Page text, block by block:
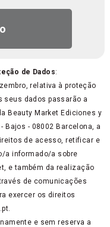
de Dados:
relativa à proteção
seus dados passarão a
Beauty Market Ediciones y
Bajos - 08002 Barcelona, a
de acesso, retificar e
a informado/a sobre
e também da realização
de comunicações
exercer os direitos
e sem reserva a